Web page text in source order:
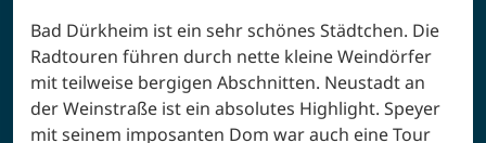
Bad Dürkheim ist ein sehr schönes Städtchen. Die
Radtouren führen durch nette kleine Weindörfer
mit teilweise bergigen Abschnitten. Neustadt an
der Weinstraße ist ein absolutes Highlight. Speyer
mit seinem imposanten Dom war auch eine Tour